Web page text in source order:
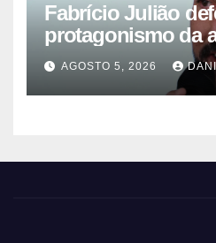
Fabrício Julião
protagonismo da
AGOSTO 5, 2026